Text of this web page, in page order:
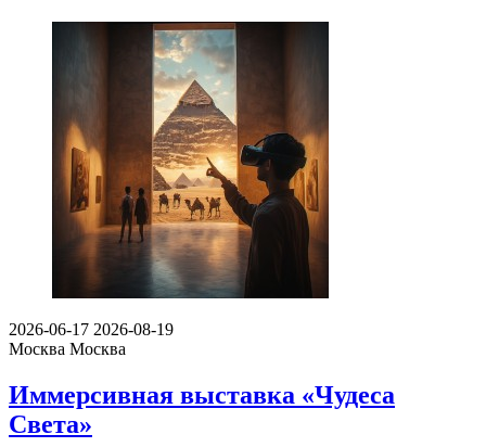
2026-06-17 2026-08-19
Москва Москва
Иммерсивная выставка «Чудеса
Света»